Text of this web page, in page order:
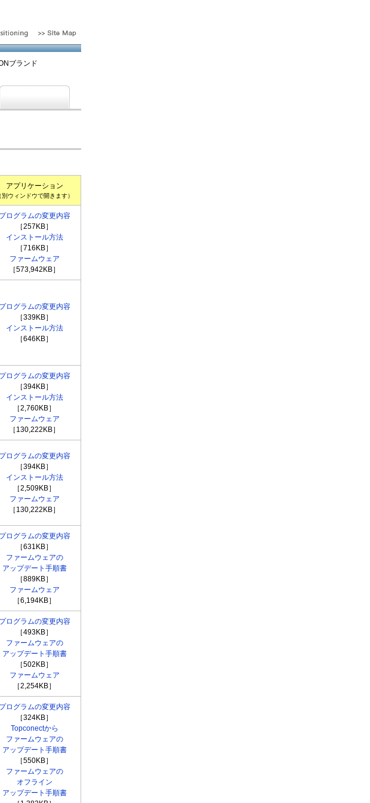
ブランド
アプリケーション
別ウィンドウで開きます）
プログラムの変更内容
［257KB］
インストール方法
［716KB］
ファームウェア
［573,942KB］
プログラムの変更内容
［339KB］
インストール方法
［646KB］
プログラムの変更内容
［394KB］
インストール方法
［2,760KB］
ファームウェア
［130,222KB］
プログラムの変更内容
［394KB］
インストール方法
［2,509KB］
ファームウェア
［130,222KB］
プログラムの変更内容
［631KB］
ファームウェアの
アップデート手順書
［889KB］
ファームウェア
［6,194KB］
プログラムの変更内容
［493KB］
ファームウェアの
アップデート手順書
［502KB］
ファームウェア
［2,254KB］
プログラムの変更内容
［324KB］
Topconectから
ファームウェアの
アップデート手順書
［550KB］
ファームウェアの
オフライン
アップデート手順書